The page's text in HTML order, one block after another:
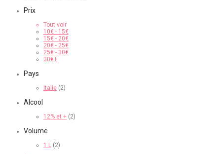
Prix
Tout voir
10€ - 15€
15€ - 20€
20€ - 25€
25€ - 30€
30€+
Pays
Italie (2)
Alcool
12% et + (2)
Volume
1 L (2)